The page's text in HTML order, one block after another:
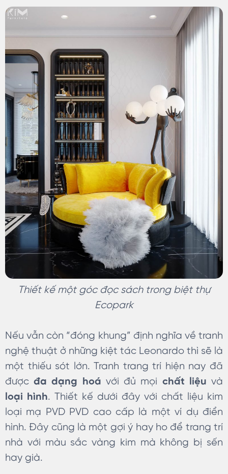
Thiết kế một góc đọc sách trong biệt thự
Ecopark
Nếu vẫn còn “đóng khung” định nghĩa về tranh
nghệ thuật ở những kiệt tác Leonardo thì sẽ là
một thiếu sót lớn. Tranh trang trí hiện nay đã
đượcđa dạng hoá với đủ mọi chất liệu và
loại hình. Thiết kế dưới đây với chất liệu kim
loại mạ PVD PVD cao cấp là một ví dụ điển
hình. Đây cũng là một gợi ý hay ho để trang trí
nhà với màu sắc vàng kim mà không bị sến
hay già.